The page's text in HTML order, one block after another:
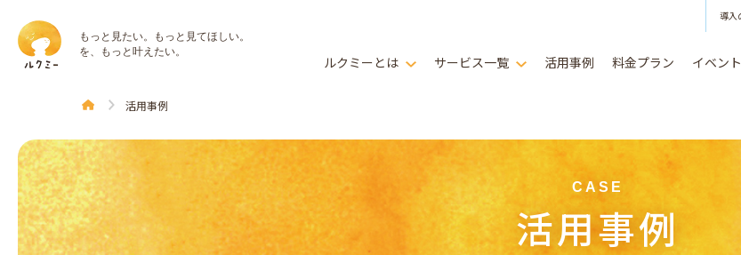
もっと見たい。もっと見てほしい。
を、もっと叶えたい。
導入
ルクミーとは サービス一覧 活用事例 料金プラン イベン
活用事例
CASE
活用事例